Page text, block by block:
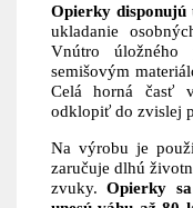
Opierky disponujú
ukladanie
Vnútro úložného
semišovým
Celá horná časť
odklopiť do zvislej
Na výrobu je
zaručuje dlhú
zvuky.Opierky